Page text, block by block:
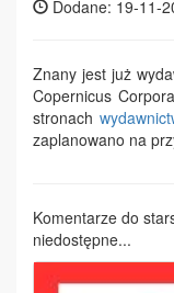
Dodane: 19-11-
Znany jest już
Copernicus
stronach
zaplanowano na
Komentarze do
niedostępne...